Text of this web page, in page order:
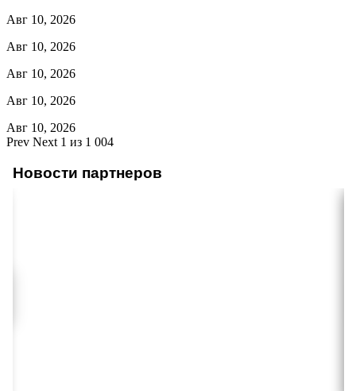
Авг 10, 2026
Авг 10, 2026
Авг 10, 2026
Авг 10, 2026
Авг 10, 2026
Prev Next 1 из 1 004
Новости партнеров